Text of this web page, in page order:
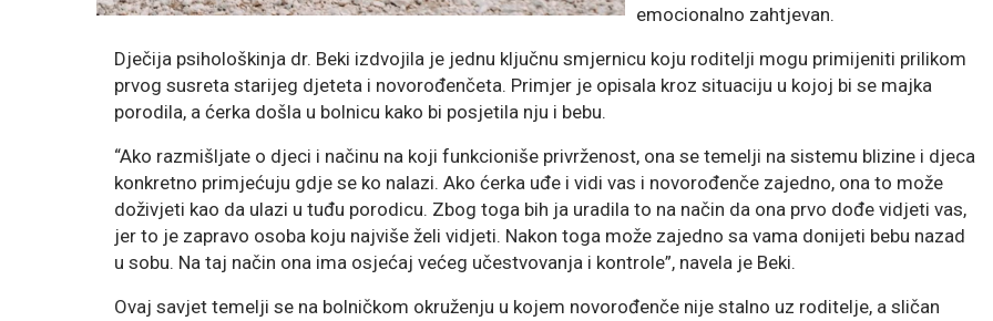
emocionalno zahtjevan.
Dječija psihološkinja dr. Beki izdvojila je jednu ključnu smjernicu koju roditelji mogu primijeniti prilikom
prvog susreta starijeg djeteta i novorođenčeta. Primjer je opisala kroz situaciju u kojoj bi se majka
porodila, a ćerka došla u bolnicu kako bi posjetila nju i bebu.
“Ako razmišljate o djeci i načinu na koji funkcioniše privrženost, ona se temelji na sistemu blizine i djeca
konkretno primjećuju gdje se ko nalazi. Ako ćerka uđe i vidi vas i novorođenče zajedno, ona to može
doživjeti kao da ulazi u tuđu porodicu. Zbog toga bih ja uradila to na način da ona prvo dođe vidjeti vas,
jer to je zapravo osoba koju najviše želi vidjeti. Nakon toga može zajedno sa vama donijeti bebu nazad
u sobu. Na taj način ona ima osjećaj većeg učestvovanja i kontrole”, navela je Beki.
Ovaj savjet temelji se na bolničkom okruženju u kojem novorođenče nije stalno uz roditelje, a sličan